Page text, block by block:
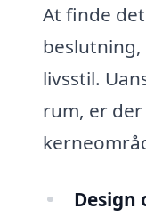
At finde
beslutning,
livsstil.
rum, er